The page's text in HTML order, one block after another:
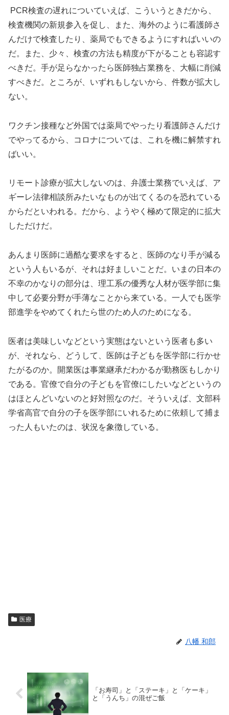
PCR検査の遅れについていえば、こういうときだから、
検査機関の新規参入を促し、また、海外のように看護師さ
んだけで検査したり、薬局でもできるようにすればいいの
だ。また、少々、検査の方法も精度が下がることも容認す
べきだ。手が足らなかったら医師独占業務を、大幅に削減
すべきだ。ところが、いずれもしないから、件数が拡大し
ない。
ワクチン接種など外国では薬局でやったり看護師さんだけ
でやってるから、コロナについては、これを機に解禁すれ
ばいい。
リモート診療が拡大しないのは、弁護士業務でいえば、ア
ギーレ法律相談所みたいなものが出てくるのを恐れている
からだといわれる。だから、ようやく極めて限定的に拡大
しただけだ。
あんまり医師に過酷な要求をすると、医師のなり手が減る
という人もいるが、それは好ましいことだ。いまの日本の
不幸のかなりの部分は、理工系の優秀な人材が医学部に集
中して必要分野が手薄なことから来ている。一人でも医学
部進学をやめてくれたら世のため人のためになる。
医者は美味しいなどという実態はないという医者も多い
が、それなら、どうして、医師は子どもを医学部に行かせ
たがるのか。開業医は事業継承だわかるが勤務医もしかり
である。官僚で自分の子どもを官僚にしたいなどというの
はほとんどいないのと好対照なのだ。そういえば、文部科
学省高官で自分の子を医学部にいれるために依頼して捕ま
った人もいたのは、状況を象徴している。
医療
八幡 和郎
「お寿司」と「ステーキ」と「ケーキ」
と「うんち」の混ぜご飯